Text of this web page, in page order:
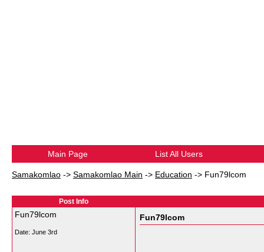
Main Page List All Users
Samakomlao -> Samakomlao Main -> Education -> Fun79lcom
Post Info
Fun79lcom
Date: June 3rd
Fun79lcom